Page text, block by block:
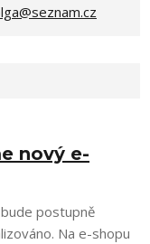
nový e-
postupně
Na e-shopu